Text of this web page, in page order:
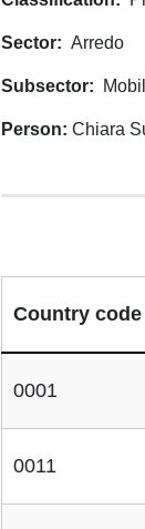
Sector Arredo
Subsector
Person Chiara
Country code
0001
0011